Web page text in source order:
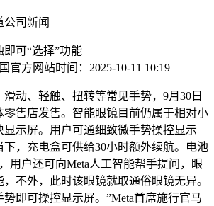
公司新闻
可“选择”功能
官方网站时间：2025-10-11 10:19
、轻触、扭转等常见手势，9月30日
零售店发售。智能眼镜目前仍属于相对小
显示屏。用户可通细致微手势操控显示
下，充电盒可供给30小时额外续航。电池
用户还可向Meta人工智能帮手提问，眼
不外，此时该眼镜就取通俗眼镜无异。
即可操控显示屏。”Meta首席施行官马